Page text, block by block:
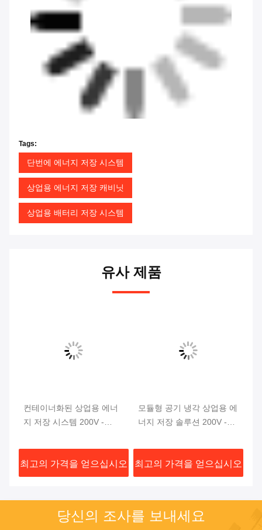
Tags:
단번에 에너지 저장 시스템
상업용 에너지 저장 캐비닛
상업용 배터리 저장 시스템
유사 제품
컨테이너화된 상업용 에너
지 저장 시스템 200V -
최고의 가격을 얻으십시오
모듈형 공기 냉각 상업용 에
너지 저장 솔루션 200V -
최고의 가격을 얻으십시오
당신의 조사를 보내세요